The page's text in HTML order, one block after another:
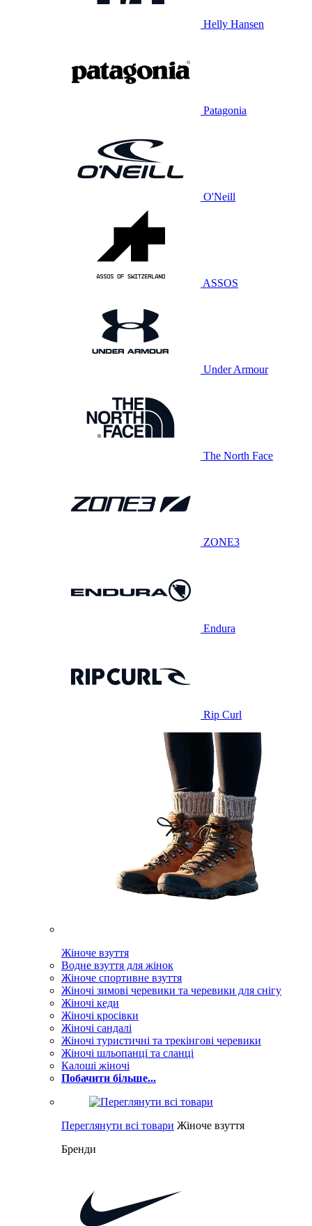
Helly Hansen
Patagonia
O'Neill
ASSOS
Under Armour
The North Face
ZONE3
Endura
Rip Curl
Жіноче взуття
Водне взуття для жінок
Жіноче спортивне взуття
Жіночі зимові черевики та черевики для снігу
Жіночі кеди
Жіночі кросівки
Жіночі сандалі
Жіночі туристичні та трекінгові черевики
Жіночі шльопанці та сланці
Калоші жіночі
Побачити більше...
Переглянути всі товари Жіноче взуття
Бренди